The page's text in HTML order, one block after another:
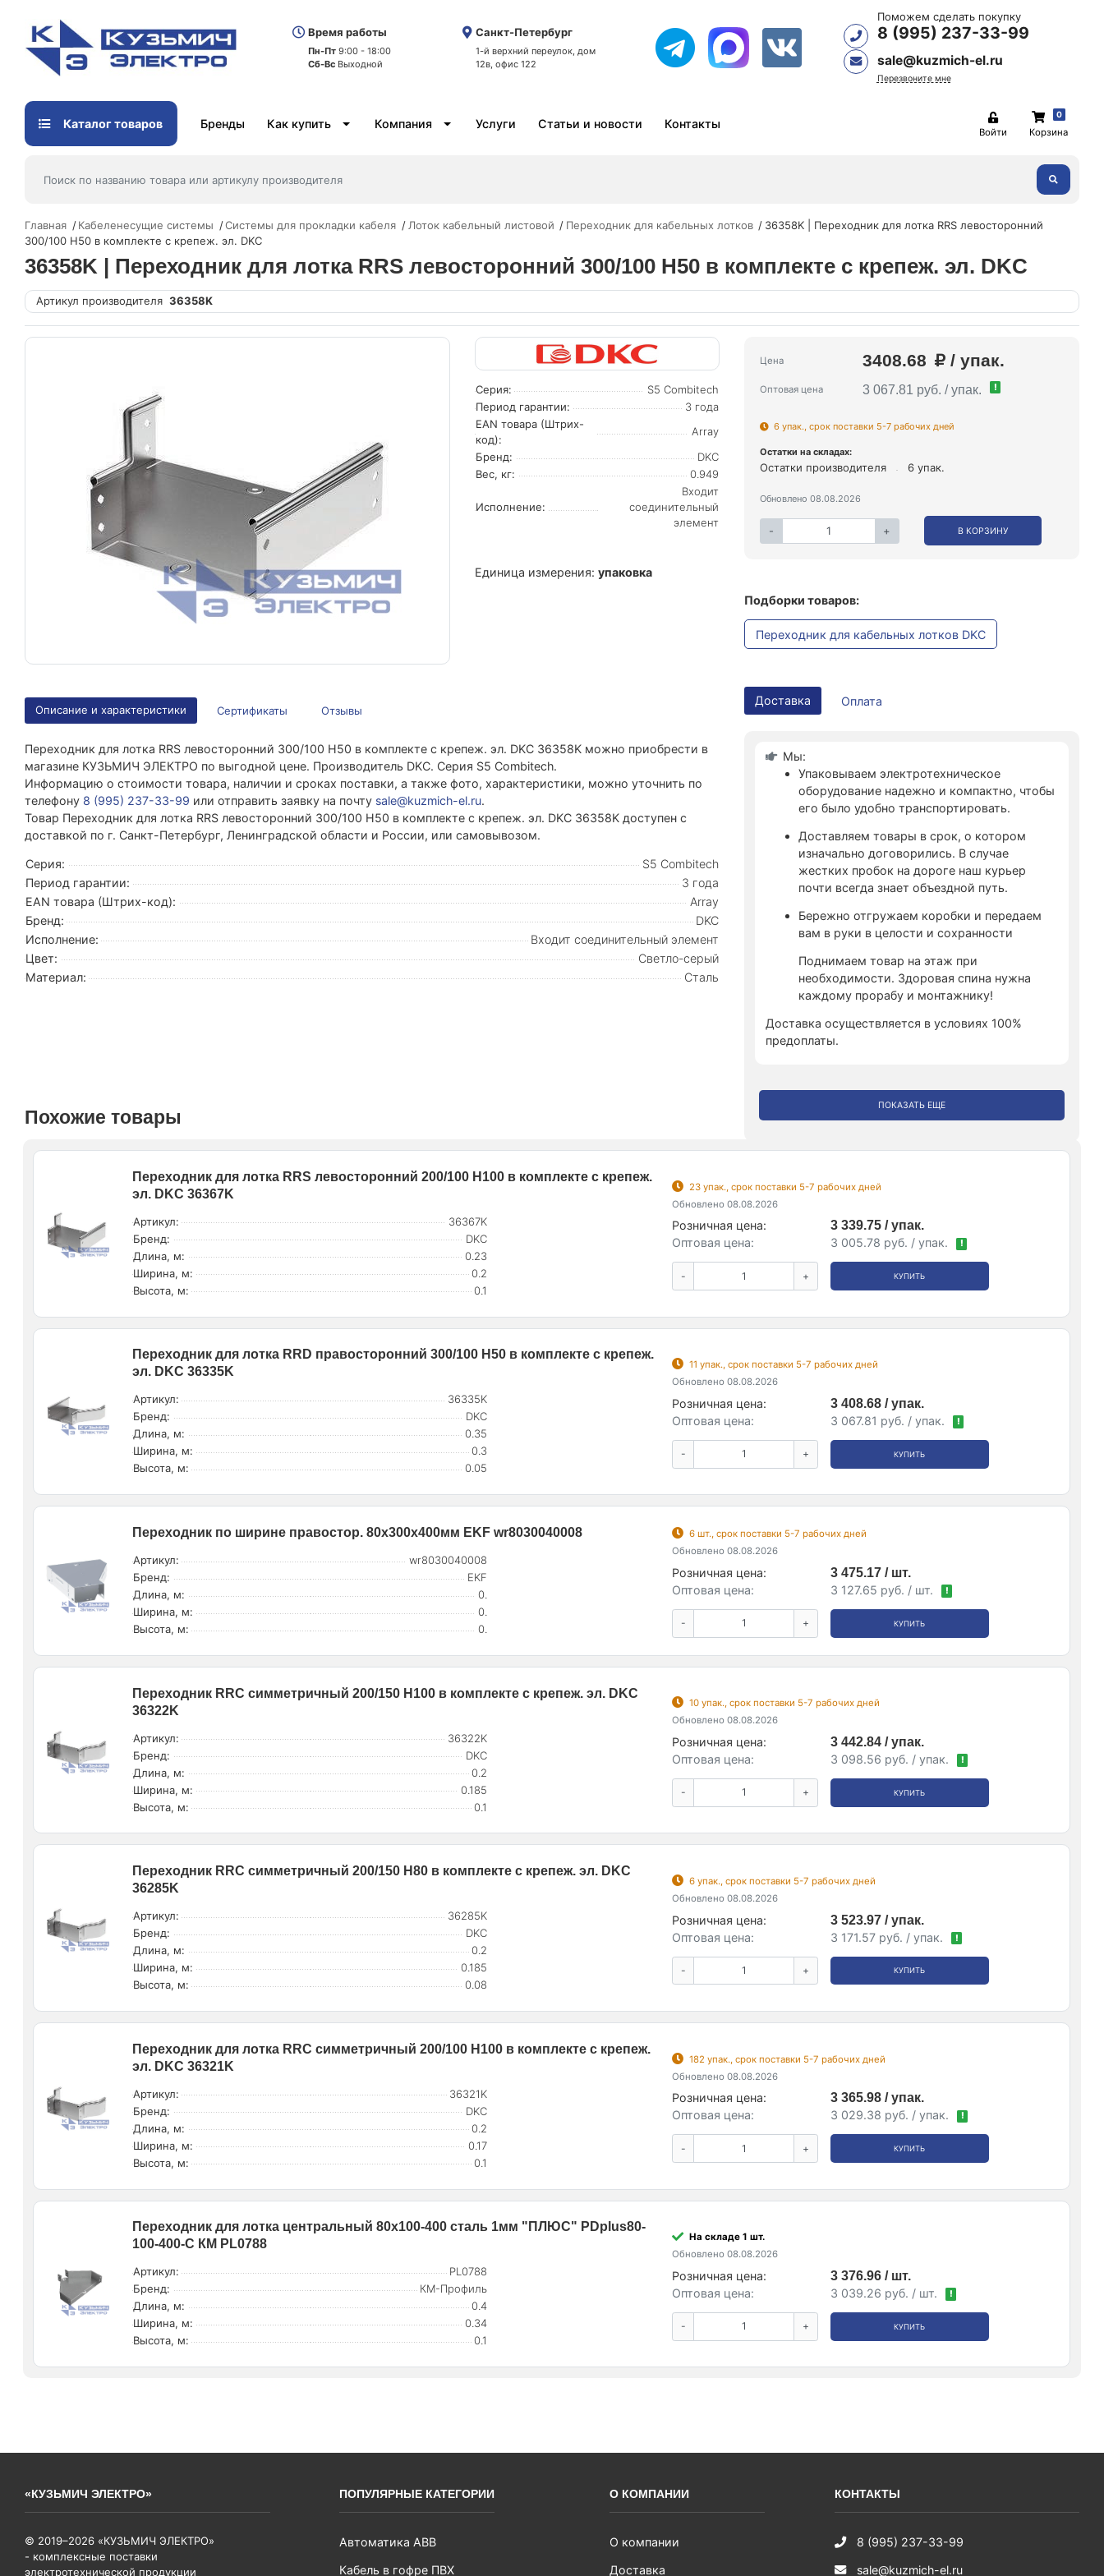
Время работы
Пн-Пт 9:00 - 18:00
Сб-Вс Выходной
Санкт-Петербург
1-й верхний переулок, дом
12в, офис 122
Поможем сделать покупку
8 (995) 237-33-99
sale@kuzmich-el.ru
Перезвоните мне
Каталог товаров Бренды Как купить Компания Услуги Статьи и новости Контакты
Войти
0
Корзина
Главная Кабеленесущие системы Системы для прокладки кабеля Лоток кабельный листовой Переходник для кабельных лотков
36358K | Переходник для лотка RRS левосторонний
300/100 H50 в комплекте с крепеж. эл. DKC
36358K | Переходник для лотка RRS левосторонний 300/100 H50 в комплекте с крепеж. эл. DKC
Артикул производителя 36358K
Серия:
S5 Combitech
Период гарантии:
3 года
EAN товара (Штрих-
код):
Array
Бренд:
DKC
Вес, кг:
0.949
Исполнение:
Входит
соединительный
элемент
Единица измерения: упаковка
Цена 3408.68 / упак.
Оптовая цена 3 067.81 руб. / упак. !
6 упак., срок поставки 5-7 рабочих дней
Остатки на складах:
Остатки производителя 6 упак.
Обновлено 08.08.2026
- + В КОРЗИНУ
Подборки товаров:
Переходник для кабельных лотков DKC
Доставка Оплата
Мы:
Упаковываем электротехническое
оборудование надежно и компактно, чтобы
его было удобно транспортировать.
Доставляем товары в срок, о котором
изначально договорились. В случае
жестких пробок на дороге наш курьер
почти всегда знает объездной путь.
Бережно отгружаем коробки и передаем
вам в руки в целости и сохранности
Поднимаем товар на этаж при
необходимости. Здоровая спина нужна
каждому прорабу и монтажнику!
Доставка осуществляется в условиях 100%
предоплаты.
ПОКАЗАТЬ ЕЩЕ
Описание и характеристики Сертификаты Отзывы
Переходник для лотка RRS левосторонний 300/100 H50 в комплекте с крепеж. эл. DKC 36358K можно приобрести в
магазине КУЗЬМИЧ ЭЛЕКТРО по выгодной цене. Производитель DKC. Серия S5 Combitech.
Информацию о стоимости товара, наличии и сроках поставки, а также фото, характеристики, можно уточнить по
телефону 8 (995) 237-33-99 или отправить заявку на почту sale@kuzmich-el.ru.
Товар Переходник для лотка RRS левосторонний 300/100 H50 в комплекте с крепеж. эл. DKC 36358K доступен с
доставкой по г. Санкт-Петербург, Ленинградской области и России, или самовывозом.
Серия:
S5 Combitech
Период гарантии:
3 года
EAN товара (Штрих-код):
Array
Бренд:
DKC
Исполнение:
Входит соединительный элемент
Цвет:
Светло-серый
Материал:
Сталь
Похожие товары
Переходник для лотка RRS левосторонний 200/100 H100 в комплекте с крепеж.
эл. DKC 36367K
Артикул:
36367K
Бренд:
DKC
Длина, м:
0.23
Ширина, м:
0.2
Высота, м:
0.1
23 упак., срок поставки 5-7 рабочих дней
Обновлено 08.08.2026
Розничная цена:
3 339.75 / упак.
Оптовая цена:
3 005.78 руб. / упак. !
- + КУПИТЬ
Переходник для лотка RRD правосторонний 300/100 H50 в комплекте с крепеж.
эл. DKC 36335K
Артикул:
36335K
Бренд:
DKC
Длина, м:
0.35
Ширина, м:
0.3
Высота, м:
0.05
11 упак., срок поставки 5-7 рабочих дней
Обновлено 08.08.2026
Розничная цена:
3 408.68 / упак.
Оптовая цена:
3 067.81 руб. / упак. !
- + КУПИТЬ
Переходник по ширине правостор. 80х300х400мм EKF wr8030040008
Артикул:
wr8030040008
Бренд:
EKF
Длина, м:
0.
Ширина, м:
0.
Высота, м:
0.
6 шт., срок поставки 5-7 рабочих дней
Обновлено 08.08.2026
Розничная цена:
3 475.17 / шт.
Оптовая цена:
3 127.65 руб. / шт. !
- + КУПИТЬ
Переходник RRC симметричный 200/150 H100 в комплекте с крепеж. эл. DKC
36322K
Артикул:
36322K
Бренд:
DKC
Длина, м:
0.2
Ширина, м:
0.185
Высота, м:
0.1
10 упак., срок поставки 5-7 рабочих дней
Обновлено 08.08.2026
Розничная цена:
3 442.84 / упак.
Оптовая цена:
3 098.56 руб. / упак. !
- + КУПИТЬ
Переходник RRC симметричный 200/150 H80 в комплекте с крепеж. эл. DKC
36285K
Артикул:
36285K
Бренд:
DKC
Длина, м:
0.2
Ширина, м:
0.185
Высота, м:
0.08
6 упак., срок поставки 5-7 рабочих дней
Обновлено 08.08.2026
Розничная цена:
3 523.97 / упак.
Оптовая цена:
3 171.57 руб. / упак. !
- + КУПИТЬ
Переходник для лотка RRC симметричный 200/100 H100 в комплекте с крепеж.
эл. DKC 36321K
Артикул:
36321K
Бренд:
DKC
Длина, м:
0.2
Ширина, м:
0.17
Высота, м:
0.1
182 упак., срок поставки 5-7 рабочих дней
Обновлено 08.08.2026
Розничная цена:
3 365.98 / упак.
Оптовая цена:
3 029.38 руб. / упак. !
- + КУПИТЬ
Переходник для лотка центральный 80х100-400 сталь 1мм "ПЛЮС" PDplus80-
100-400-C КМ PL0788
Артикул:
PL0788
Бренд:
КМ-Профиль
Длина, м:
0.4
Ширина, м:
0.34
Высота, м:
0.1
На складе 1 шт.
Обновлено 08.08.2026
Розничная цена:
3 376.96 / шт.
Оптовая цена:
3 039.26 руб. / шт. !
- + КУПИТЬ
«КУЗЬМИЧ ЭЛЕКТРО»
© 2019–2026 «КУЗЬМИЧ ЭЛЕКТРО»
- комплексные поставки
электротехнической продукции
ПОПУЛЯРНЫЕ КАТЕГОРИИ
Автоматика ABB
Кабель в гофре ПВХ
О КОМПАНИИ
О компании
Доставка
КОНТАКТЫ
8 (995) 237-33-99
sale@kuzmich-el.ru